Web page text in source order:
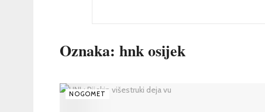
Oznaka: hnk osijek
NOGOMET